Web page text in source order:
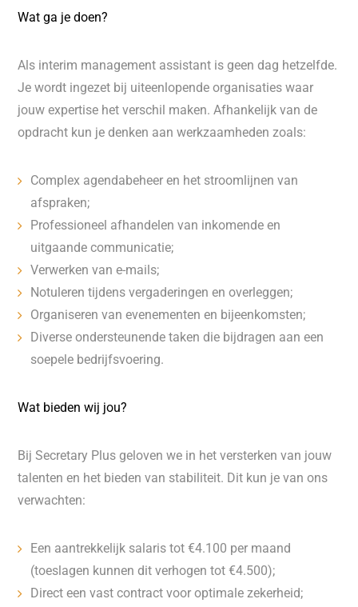
Wat ga je doen?
Als interim management assistant is geen dag hetzelfde.
Je wordt ingezet bij uiteenlopende organisaties waar
jouw expertise het verschil maken. Afhankelijk van de
opdracht kun je denken aan werkzaamheden zoals:
Complex agendabeheer en het stroomlijnen van
afspraken;
Professioneel afhandelen van inkomende en
uitgaande communicatie;
Verwerken van e-mails;
Notuleren tijdens vergaderingen en overleggen;
Organiseren van evenementen en bijeenkomsten;
Diverse ondersteunende taken die bijdragen aan een
soepele bedrijfsvoering.
Wat bieden wij jou?
Bij Secretary Plus geloven we in het versterken van jouw
talenten en het bieden van stabiliteit. Dit kun je van ons
verwachten:
Een aantrekkelijk salaris tot €4.100 per maand
(toeslagen kunnen dit verhogen tot €4.500);
Direct een vast contract voor optimale zekerheid;